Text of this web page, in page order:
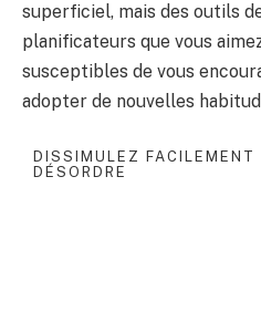
superficiel, mais des outils
planificateurs que vous
susceptibles de vous
adopter de nouvelles
DISSIMULEZ FACILEMENT
DÉSORDRE